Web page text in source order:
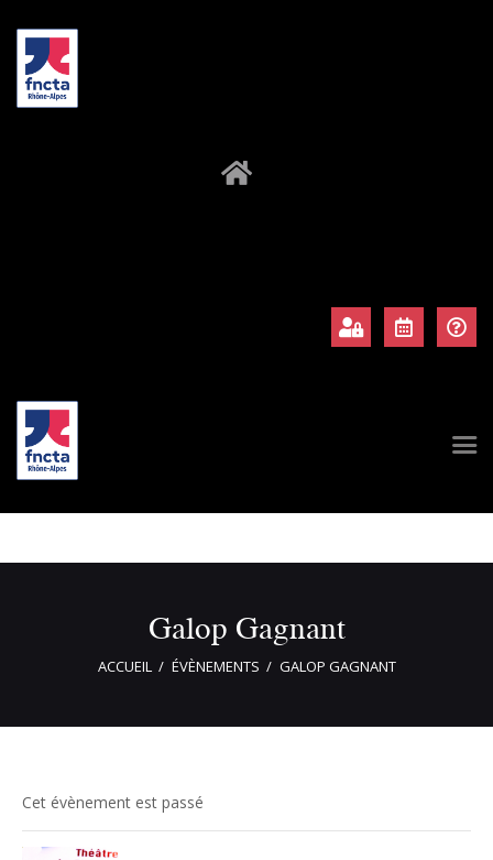
Galop Gagnant
ACCUEIL ÉVÈNEMENTS GALOP GAGNANT
Cet évènement est passé